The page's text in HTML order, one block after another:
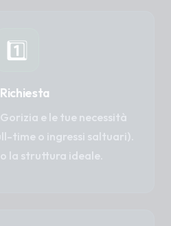
1️⃣
e le tue necessità
time o ingressi saltuari).
la struttura ideale.